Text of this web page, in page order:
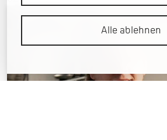
Nico Karkosch
Serviceberater
Alle ablehnen